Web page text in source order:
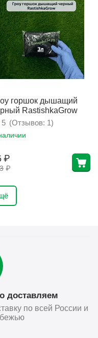
горшок дышащий
RastishkaGrow
(Отзывов: 1)
5
₽
₽
доставляем
по всей России и